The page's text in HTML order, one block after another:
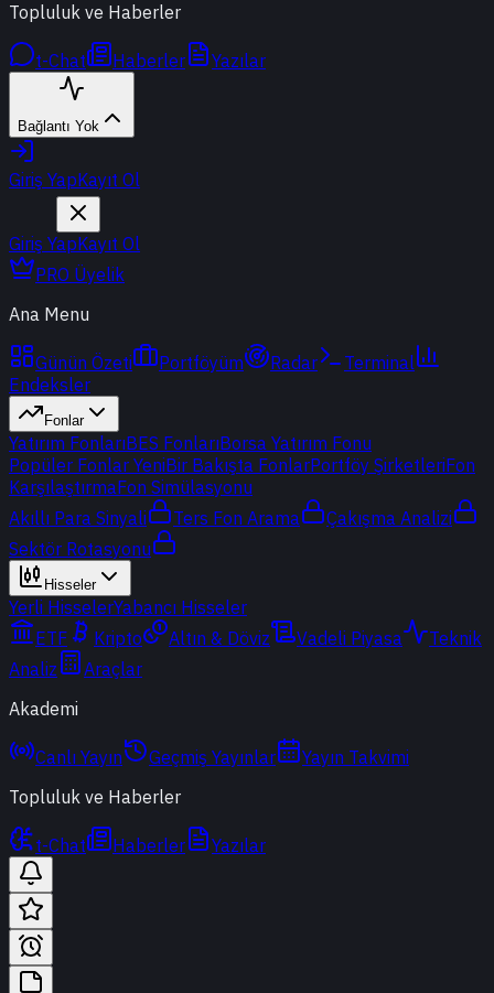
Topluluk ve Haberler
t-Chat Haberler Yazılar
Bağlantı Yok
Giriş YapKayıt Ol
Giriş YapKayıt Ol
PRO Üyelik
Ana Menu
Günün Özeti Portföyüm Radar
Terminal
Endeksler
Fonlar
Yatırım FonlarıBES FonlarıBorsa Yatırım Fonu
Popüler Fonlar YeniBir Bakışta FonlarPortföy ŞirketleriFon
KarşılaştırmaFon Simülasyonu
Akıllı Para Sinyali
Ters Fon Arama
Çakışma Analizi
Sektör Rotasyonu
Hisseler
Yerli HisselerYabancı Hisseler
ETF
Kripto Altın & Döviz Vadeli Piyasa
Teknik
Analiz
Araçlar
Akademi
Canlı Yayın Geçmiş Yayınlar
Yayın Takvimi
Topluluk ve Haberler
t-Chat Haberler Yazılar